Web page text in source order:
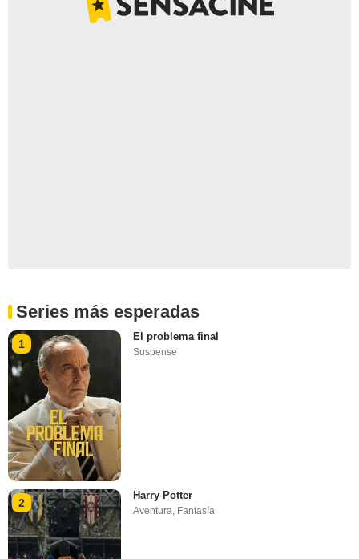
Series más esperadas
1
El problema final
Suspense
2
Harry Potter
Aventura, Fantasía